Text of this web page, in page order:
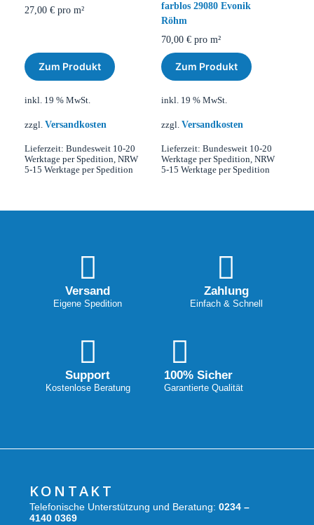
27,00 € pro m²
Zum Produkt
inkl. 19 % MwSt.
zzgl. Versandkosten
Lieferzeit: Bundesweit 10-20
Werktage per Spedition, NRW
5-15 Werktage per Spedition
farblos 29080 Evonik
Röhm
70,00 €pro m²
Zum Produkt
inkl. 19 % MwSt.
zzgl. Versandkosten
Lieferzeit: Bundesweit 10-20
Werktage per Spedition, NRW
5-15 Werktage per Spedition
Versand
Eigene Spedition
Zahlung
Einfach & Schnell
Support
Kostenlose Beratung
100% Sicher
Garantierte Qualität
KONTAKT
Telefonische Unterstützung und Beratung: 0234 –
4140 0369